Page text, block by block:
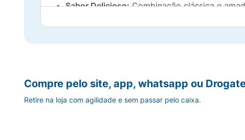
Sabor Delicioso:Combinação clássica e
Porção Ideal:Pacote de 60g, perfeito para
Snack de Batata Piraquê: Sabor de verdade
Alérgicos:
Compre pelo site, app, whatsapp ou
Retire na loja com agilidade e sem passar pelo caixa.